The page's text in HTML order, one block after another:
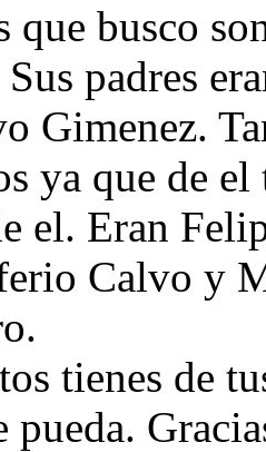
que busco
padres
Gimenez.
ya que de
el. Eran
Calvo y
tienes de